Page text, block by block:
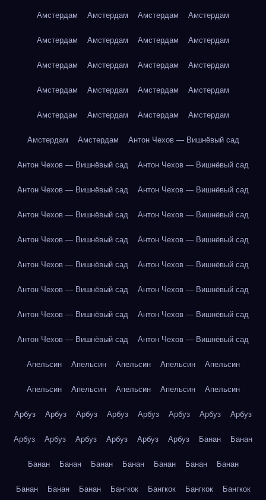
Амстердам Амстердам Амстердам Амстердам
Амстердам Амстердам Амстердам Амстердам
Амстердам Амстердам Амстердам Амстердам
Амстердам Амстердам Амстердам Амстердам
Амстердам Амстердам Амстердам Амстердам
Амстердам Амстердам Антон Чехов — Вишнёвый сад
Антон Чехов — Вишнёвый сад Антон Чехов — Вишнёвый сад
Антон Чехов — Вишнёвый сад Антон Чехов — Вишнёвый сад
Антон Чехов — Вишнёвый сад Антон Чехов — Вишнёвый сад
Антон Чехов — Вишнёвый сад Антон Чехов — Вишнёвый сад
Антон Чехов — Вишнёвый сад Антон Чехов — Вишнёвый сад
Антон Чехов — Вишнёвый сад Антон Чехов — Вишнёвый сад
Антон Чехов — Вишнёвый сад Антон Чехов — Вишнёвый сад
Антон Чехов — Вишнёвый сад Антон Чехов — Вишнёвый сад
Апельсин Апельсин Апельсин Апельсин Апельсин
Апельсин Апельсин Апельсин Апельсин Апельсин
Арбуз Арбуз Арбуз Арбуз Арбуз Арбуз Арбуз Арбуз
Арбуз Арбуз Арбуз Арбуз Арбуз Арбуз Банан Банан
Банан Банан Банан Банан Банан Банан Банан
Банан Банан Банан Бангкок Бангкок Бангкок Бангкок